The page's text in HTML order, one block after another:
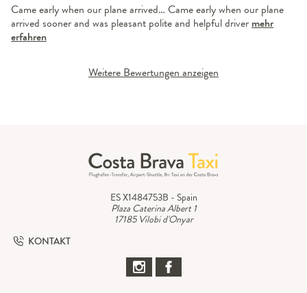
Came early when our plane arrived… Came early when our plane
arrived sooner and was pleasant polite and helpful driver mehr
erfahren
Weitere Bewertungen anzeigen
ES X1484753B - Spain
Plaza Caterina Albert 1
17185 Vilobi d'Onyar
KONTAKT